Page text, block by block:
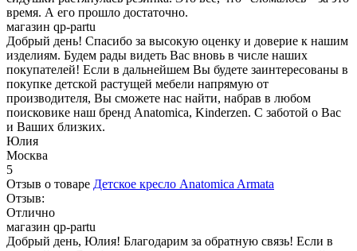
время. А его прошло достаточно.
магазин qp-partu
Добрый день! Спасибо за высокую оценку и доверие к нашим
изделиям. Будем рады видеть Вас вновь в числе наших
покупателей! Если в дальнейшем Вы будете заинтересованы в
покупке детской растущей мебели напрямую от
производителя, Вы сможете нас найти, набрав в любом
поисковике наш бренд Anatomica, Kinderzen. С заботой о Вас
и Ваших близких.
Юлия
Москва
5
Отзыв о товаре Детское кресло Anatomica Armata
Отзыв:
Отлично
магазин qp-partu
Добрый день, Юлия! Благодарим за обратную связь! Если в